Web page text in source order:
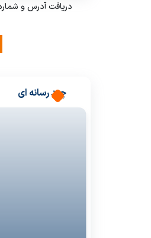
دریافت آدرس و
چند رسانه ای